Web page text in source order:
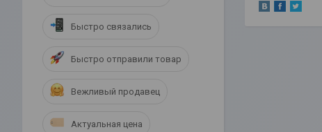
Быстро связались
Быстро отправили товар
Вежливый продавец
Актуальная цена